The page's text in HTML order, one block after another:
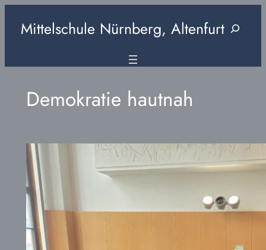
InhaltMittelschule Nürnberg, AltenfurtSuchen
Demokratie hautnah